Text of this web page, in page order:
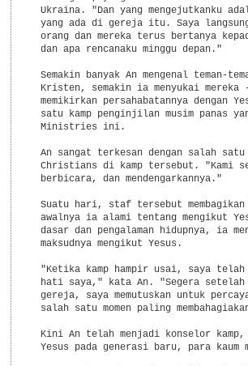
Ukraina. "Dan yang mengejutkanku
yang ada di gereja itu. Saya
orang dan mereka terus bertanya
  dan apa rencanaku minggu depan."
Semakin banyak An mengenal teman-
Kristen, semakin ia menyukai mereka
memikirkan persahabatannya dengan
satu kamp penginjilan musim panas
  Ministries ini.
An sangat terkesan dengan salah
Christians di kamp tersebut. "Kami
  berbicara, dan mendengarkannya."
Suatu hari, staf tersebut
awalnya ia alami tentang mengikut
dasar dan pengalaman hidupnya, ia
  maksudnya mengikut Yesus.
"Ketika kamp hampir usai, saya
hati saya," kata An. "Segera
gereja, saya memutuskan untuk
salah satu momen paling
Kini An telah menjadi konselor
Yesus pada generasi baru, para kaum